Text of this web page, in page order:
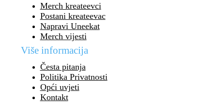
Merch kreateevci
Postani kreateevac
Napravi Uneekat
Merch vijesti
Više informacija
Česta pitanja
Politika Privatnosti
Opći uvjeti
Kontakt